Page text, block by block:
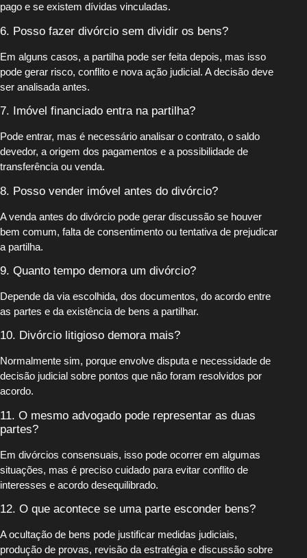
pago e se existem dívidas vinculadas.
6. Posso fazer divórcio sem dividir os bens?
Em alguns casos, a partilha pode ser feita depois, mas isso
pode gerar risco, conflito e nova ação judicial. A decisão deve
ser analisada antes.
7. Imóvel financiado entra na partilha?
Pode entrar, mas é necessário analisar o contrato, o saldo
devedor, a origem dos pagamentos e a possibilidade de
transferência ou venda.
8. Posso vender imóvel antes do divórcio?
A venda antes do divórcio pode gerar discussão se houver
bem comum, falta de consentimento ou tentativa de prejudicar
a partilha.
9. Quanto tempo demora um divórcio?
Depende da via escolhida, dos documentos, do acordo entre
as partes e da existência de bens a partilhar.
10. Divórcio litigioso demora mais?
Normalmente sim, porque envolve disputa e necessidade de
decisão judicial sobre pontos que não foram resolvidos por
acordo.
11. O mesmo advogado pode representar as duas
partes?
Em divórcios consensuais, isso pode ocorrer em algumas
situações, mas é preciso cuidado para evitar conflito de
interesses e acordo desequilibrado.
12. O que acontece se uma parte esconder bens?
A ocultação de bens pode justificar medidas judiciais,
produção de provas, revisão da estratégia e discussão sobre